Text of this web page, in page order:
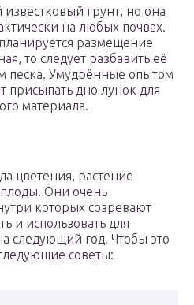
грунт, но она
на любых почвах.
размещение
то следует разбавить её
песка. Умудрённые опытом
присыпать дно лунок для
материала.
цветения, растение
Они очень
которых созревают
и использовать для
следующий год. Чтобы это
советы: